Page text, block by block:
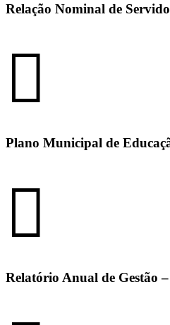
Relação Nominal de
Plano Municipal de
Relatório Anual de Gestão